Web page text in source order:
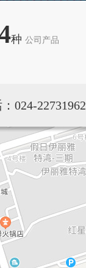
种 公司产品
024-22731962